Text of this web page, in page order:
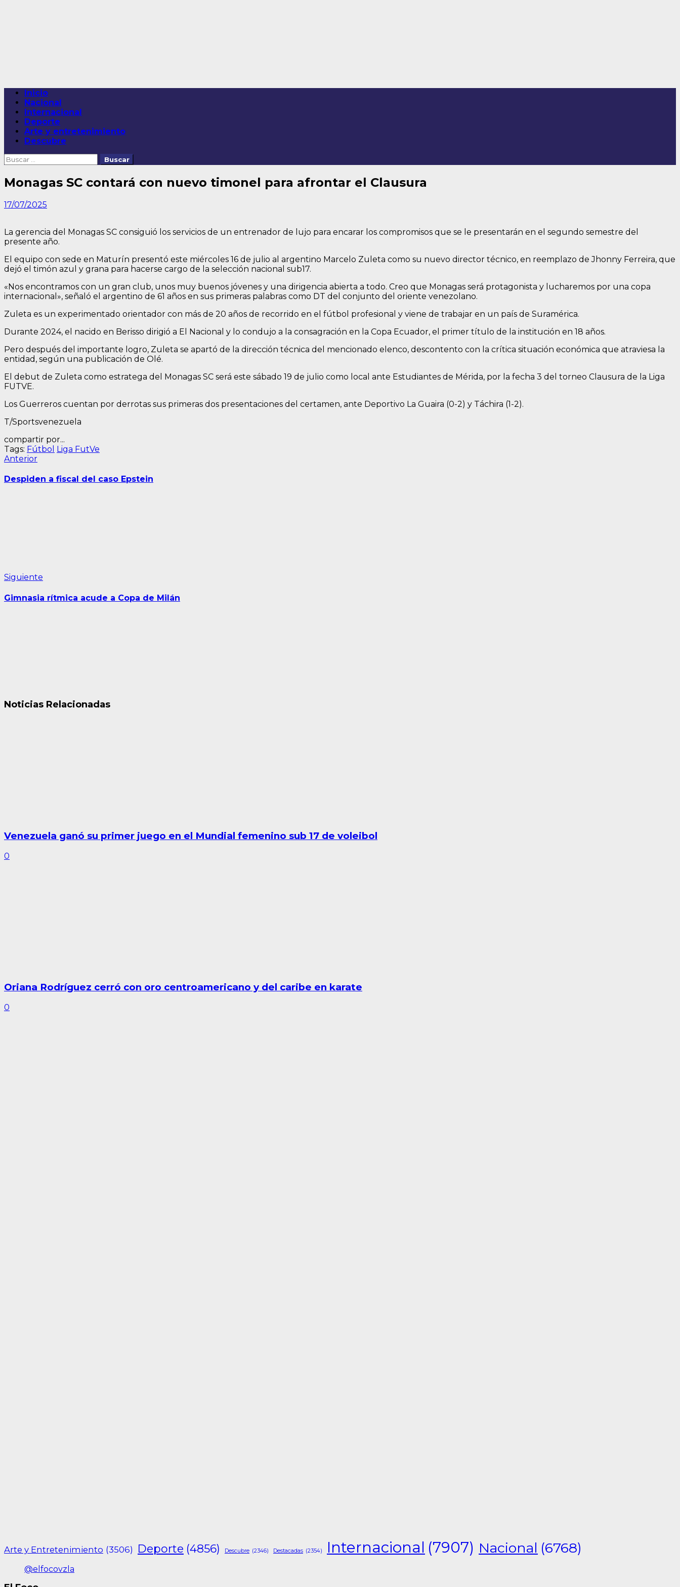
Menú
principal
Inicio
Nacional
Internacional
Deporte
Arte y entretenimiento
Descubre
Buscar:
Monagas SC contará con nuevo timonel para afrontar el Clausura
17/07/2025
La gerencia del Monagas SC consiguió los servicios de un entrenador de lujo para encarar los compromisos que se le presentarán en el segundo semestre del
presente año.
El equipo con sede en Maturín presentó este miércoles 16 de julio al argentino Marcelo Zuleta como su nuevo director técnico, en reemplazo de Jhonny Ferreira, que
dejó el timón azul y grana para hacerse cargo de la selección nacional sub17.
«Nos encontramos con un gran club, unos muy buenos jóvenes y una dirigencia abierta a todo. Creo que Monagas será protagonista y lucharemos por una copa
internacional», señaló el argentino de 61 años en sus primeras palabras como DT del conjunto del oriente venezolano.
Zuleta es un experimentado orientador con más de 20 años de recorrido en el fútbol profesional y viene de trabajar en un país de Suramérica.
Durante 2024, el nacido en Berisso dirigió a El Nacional y lo condujo a la consagración en la Copa Ecuador, el primer título de la institución en 18 años.
Pero después del importante logro, Zuleta se apartó de la dirección técnica del mencionado elenco, descontento con la crítica situación económica que atraviesa la
entidad, según una publicación de Olé.
El debut de Zuleta como estratega del Monagas SC será este sábado 19 de julio como local ante Estudiantes de Mérida, por la fecha 3 del torneo Clausura de la Liga
FUTVE.
Los Guerreros cuentan por derrotas sus primeras dos presentaciones del certamen, ante Deportivo La Guaira (0-2) y Táchira (1-2).
T/Sportsvenezuela
compartir por...
Tags: Fútbol Liga FutVe
Navegación
de
AnteriorEntrada
Despiden a fiscal del caso Epstein
Siguiente
Gimnasia rítmica acude a Copa de Milán
Noticias Relacionadas
Venezuela ganó su primer juego en el Mundial femenino sub 17 de voleibol
0
Oriana Rodríguez cerró con oro centroamericano y del caribe en karate
0
Arte y Entretenimiento (3506) Deporte (4856) Descubre (2346) Destacadas (2354) Internacional (7907) Nacional (6768)
@elfocovzla